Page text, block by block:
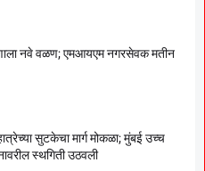
नवे वळण; एमआयएम नगरसेवक मतीन
सुटकेचा मार्ग मोकळा; मुंबई उच्च
स्थगिती उठवली